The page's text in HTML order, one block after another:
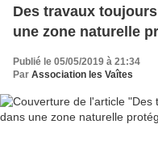
Des travaux
une zone naturelle
Publié le 05/05/2019 à 21:34
Par Association les Vaîtes